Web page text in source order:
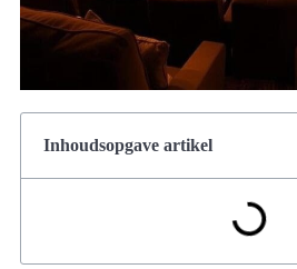
Inhoudsopgave artikel